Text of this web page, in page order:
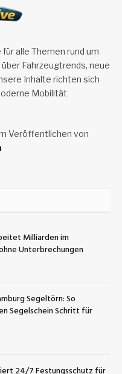
alle Themen rund um
Fahrzeugtrends, neue
Inhalte richten sich
Mobilität
Veröffentlichen von
Milliarden im
Unterbrechungen
Segeltörn: So
Segelschein Schritt für